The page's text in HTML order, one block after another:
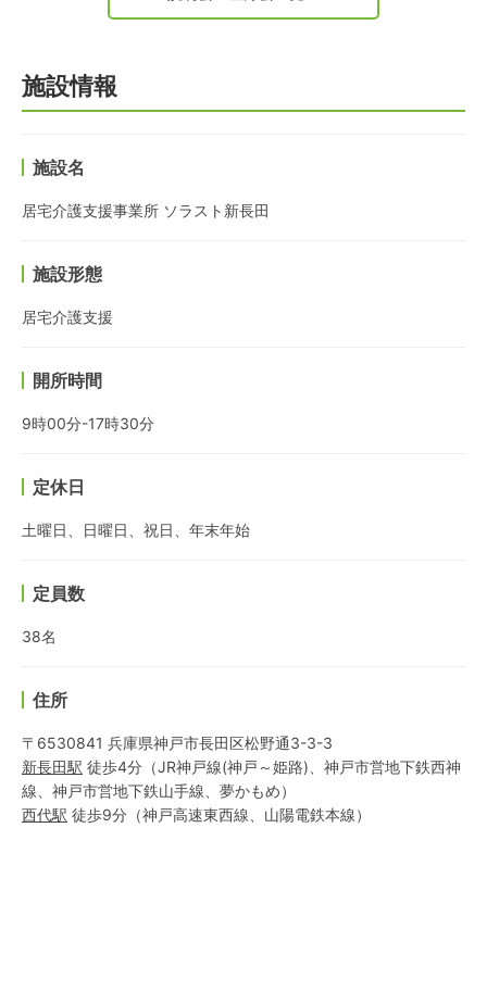
施設情報
施設名
居宅介護支援事業所 ソラスト新長田
施設形態
居宅介護支援
開所時間
9時00分-17時30分
定休日
土曜日、日曜日、祝日、年末年始
定員数
38名
住所
〒6530841 兵庫県神戸市長田区松野通3-3-3
新長田駅 徒歩4分 （JR神戸線(神戸～姫路)
神戸市営地下鉄西神
線
神戸市営地下鉄山手線 夢かもめ）
西代駅 徒歩9分 （神戸高速東西線 山陽電鉄本線）